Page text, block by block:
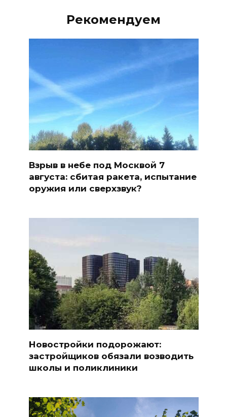
Рекомендуем
Взрыв в небе под Москвой 7
августа: сбитая ракета, испытание
оружия или сверхзвук?
Новостройки подорожают:
застройщиков обязали возводить
школы и поликлиники